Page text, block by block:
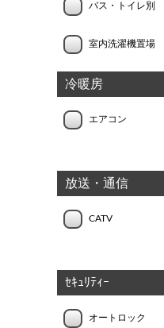
バス・トイレ別
室内洗濯機置場
冷暖房
エアコン
放送・通信
CATV
ｾｷｭﾘﾃｨｰ
オートロック